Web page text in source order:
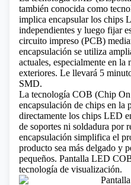
también conocida como
implica encapsular los chips
independientes y luego fijar
circuito impreso (PCB)
encapsulación se utiliza
actuales, especialmente en la
exteriores. Le llevará 5
SMD.
La tecnología COB (Chip
encapsulación de chips en la
directamente los chips LED
de soportes ni soldadura por
encapsulación simplifica el
producto sea más delgado y
pequeños. Pantalla LED
tecnología de visualización.